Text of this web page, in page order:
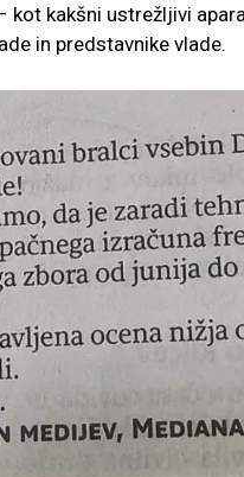
kakšni ustrežljivi
in predstavnike vlade.